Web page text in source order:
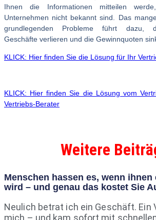
Ihnen die Informationen mitteilen
Unternehmen nicht bekannt sind. Das
grundlegenden Probleme führt dazu,
Geschäfte verlieren und die Gewinnquoten
KLICK: Hier finden Sie die Lösung für Ihr
KLICK: Hier finden Sie die Lösung vom
Vertriebs-Berater
Weitere
Menschen hassen es, wenn
wird – und genau das kostet Sie
Neulich betrat ich ein Geschäft. Ein
mich – und kam sofort mit